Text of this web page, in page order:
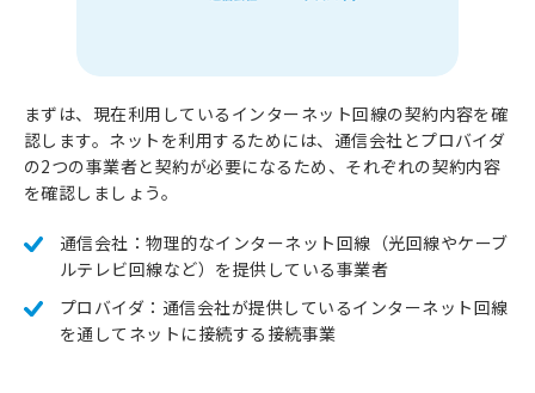
まずは、現在利用しているインターネット回線の契約内容を確
認します。ネットを利用するためには、通信会社とプロバイダ
の2つの事業者と契約が必要になるため、それぞれの契約内容
を確認しましょう。
通信会社：物理的なインターネット回線（光回線やケーブ
ルテレビ回線など）を提供している事業者
プロバイダ：通信会社が提供しているインターネット回線
を通してネットに接続する接続事業